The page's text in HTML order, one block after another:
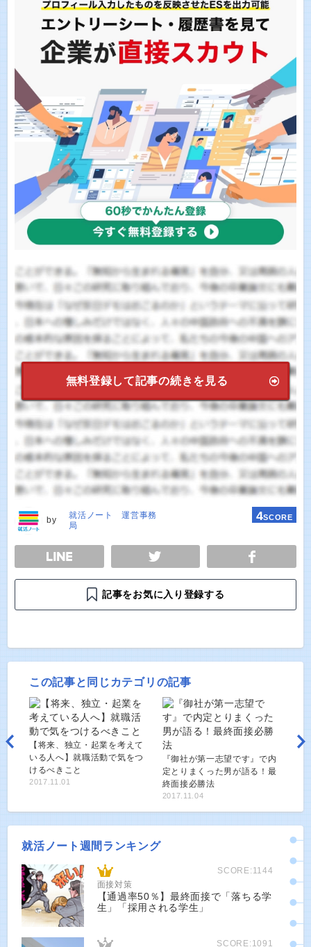
無料登録して記事の続きを見る
by
就活ノート 運営事務
局
4SCORE
TWEET
記事をお気に入り登録する
この記事と同じカテゴリの記事
【将来、独立・起業を考えて
いる人へ】就職活動で気をつ
けるべきこと
2017.11.01
『御社が第一志望です』で内
定とりまくった男が語る！最
終面接必勝法
2017.11.04
就活ノート週間ランキング
SCORE:1144
面接対策
【通過率50％】最終面接で「落ちる学
生」「採用される学生」
SCORE:1091